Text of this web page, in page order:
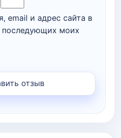
email и адрес сайта в
последующих моих